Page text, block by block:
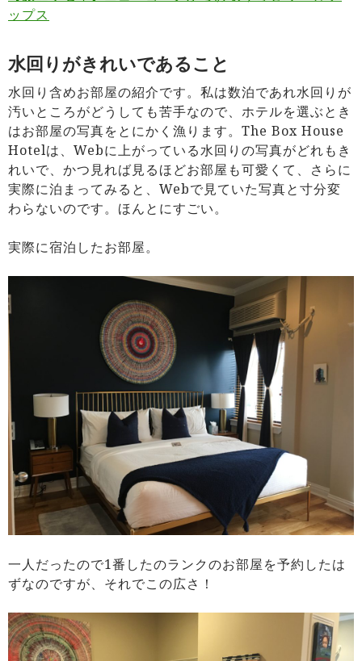
ップス
水回りがきれいであること
水回り含めお部屋の紹介です。私は数泊であれ水回りが
汚いところがどうしても苦手なので、ホテルを選ぶとき
はお部屋の写真をとにかく漁ります。The Box House
Hotelは、Webに上がっている水回りの写真がどれもき
れいで、かつ見れば見るほどお部屋も可愛くて、さらに
実際に泊まってみると、Webで見ていた写真と寸分変
わらないのです。ほんとにすごい。
実際に宿泊したお部屋。
一人だったので1番したのランクのお部屋を予約したは
ずなのですが、それでこの広さ！